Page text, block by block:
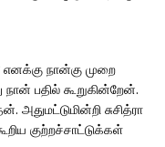
நான்கு முறை
பதில் கூறுகின்றேன்.
சுசித்ரா
குற்றச்சாட்டுக்கள்